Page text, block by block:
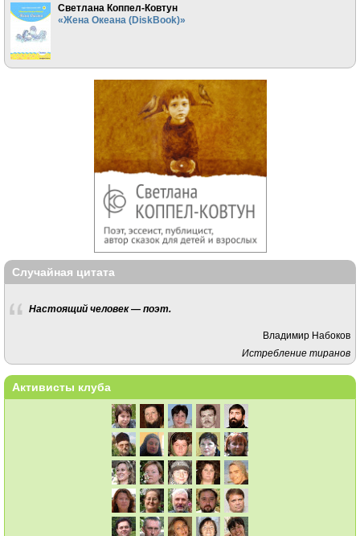
Светлана Коппел-Ковтун
«Жена Океана (DiskBook)»
Случайная цитата
Настоящий человек — поэт.
Владимир Набоков
Истребление тиранов
Активисты клуба